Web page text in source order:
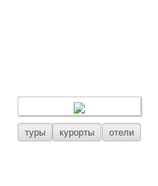
туры курорты отели